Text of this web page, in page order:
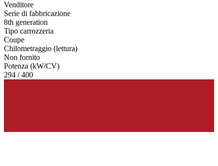
Venditore
Serie di fabbricazione
8th generation
Tipo carrozzeria
Coupe
Chilometraggio (lettura)
Non fornito
Potenza (kW/CV)
294 / 400